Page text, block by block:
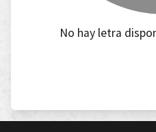
No hay letra